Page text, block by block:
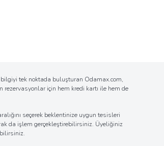
tek noktada buluşturan Odamax.com,
için hem kredi kartı ile hem de
seçerek beklentinize uygun tesisleri
da işlem gerçekleştirebilirsiniz. Üyeliğiniz